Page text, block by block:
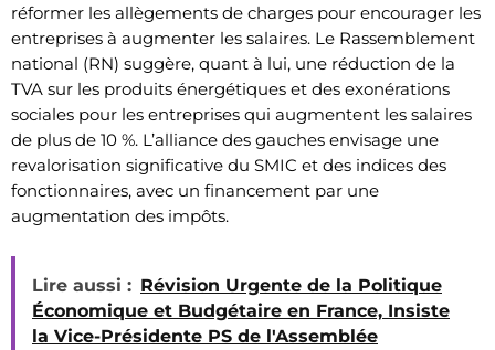
réformer les allègements de charges pour encourager les
entreprises à augmenter les salaires. Le Rassemblement
national (RN) suggère, quant à lui, une réduction de la
TVA sur les produits énergétiques et des exonérations
sociales pour les entreprises qui augmentent les salaires
de plus de 10 %. L’alliance des gauches envisage une
revalorisation significative du SMIC et des indices des
fonctionnaires, avec un financement par une
augmentation des impôts.
Lire aussi : Révision Urgente de la Politique
Économique et Budgétaire en France, Insiste
la Vice-Présidente PS de l'Assemblée